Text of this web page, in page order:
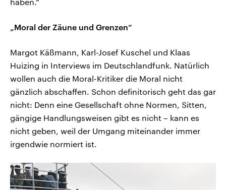
haben.“
„Moral der Zäune und Grenzen“
Margot Käßmann, Karl-Josef Kuschel und Klaas
Huizing in Interviews im Deutschlandfunk. Natürlich
wollen auch die Moral-Kritiker die Moral nicht
gänzlich abschaffen. Schon definitorisch geht das gar
nicht: Denn eine Gesellschaft ohne Normen, Sitten,
gängige Handlungsweisen gibt es nicht – kann es
nicht geben, weil der Umgang miteinander immer
irgendwie normiert ist.